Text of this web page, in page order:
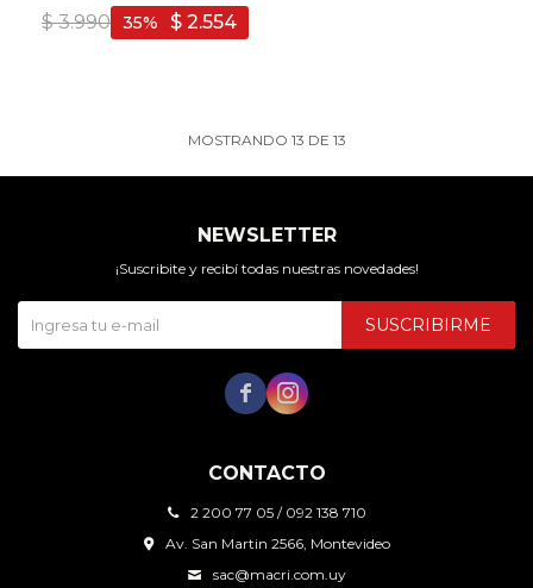
WHITE/BLACK/RED -
Blanco-Negro
$ 3.990 $ 2.554
35
MOSTRANDO 13 DE 13
CONTACTO
2 200 77 05 / 092 138 710
Av. San Martin 2566, Montevideo
sac@macri.com.uy
NEWSLETTER
¡Suscribite y recibí todas nuestras novedades!
SUSCRIBIRME
 